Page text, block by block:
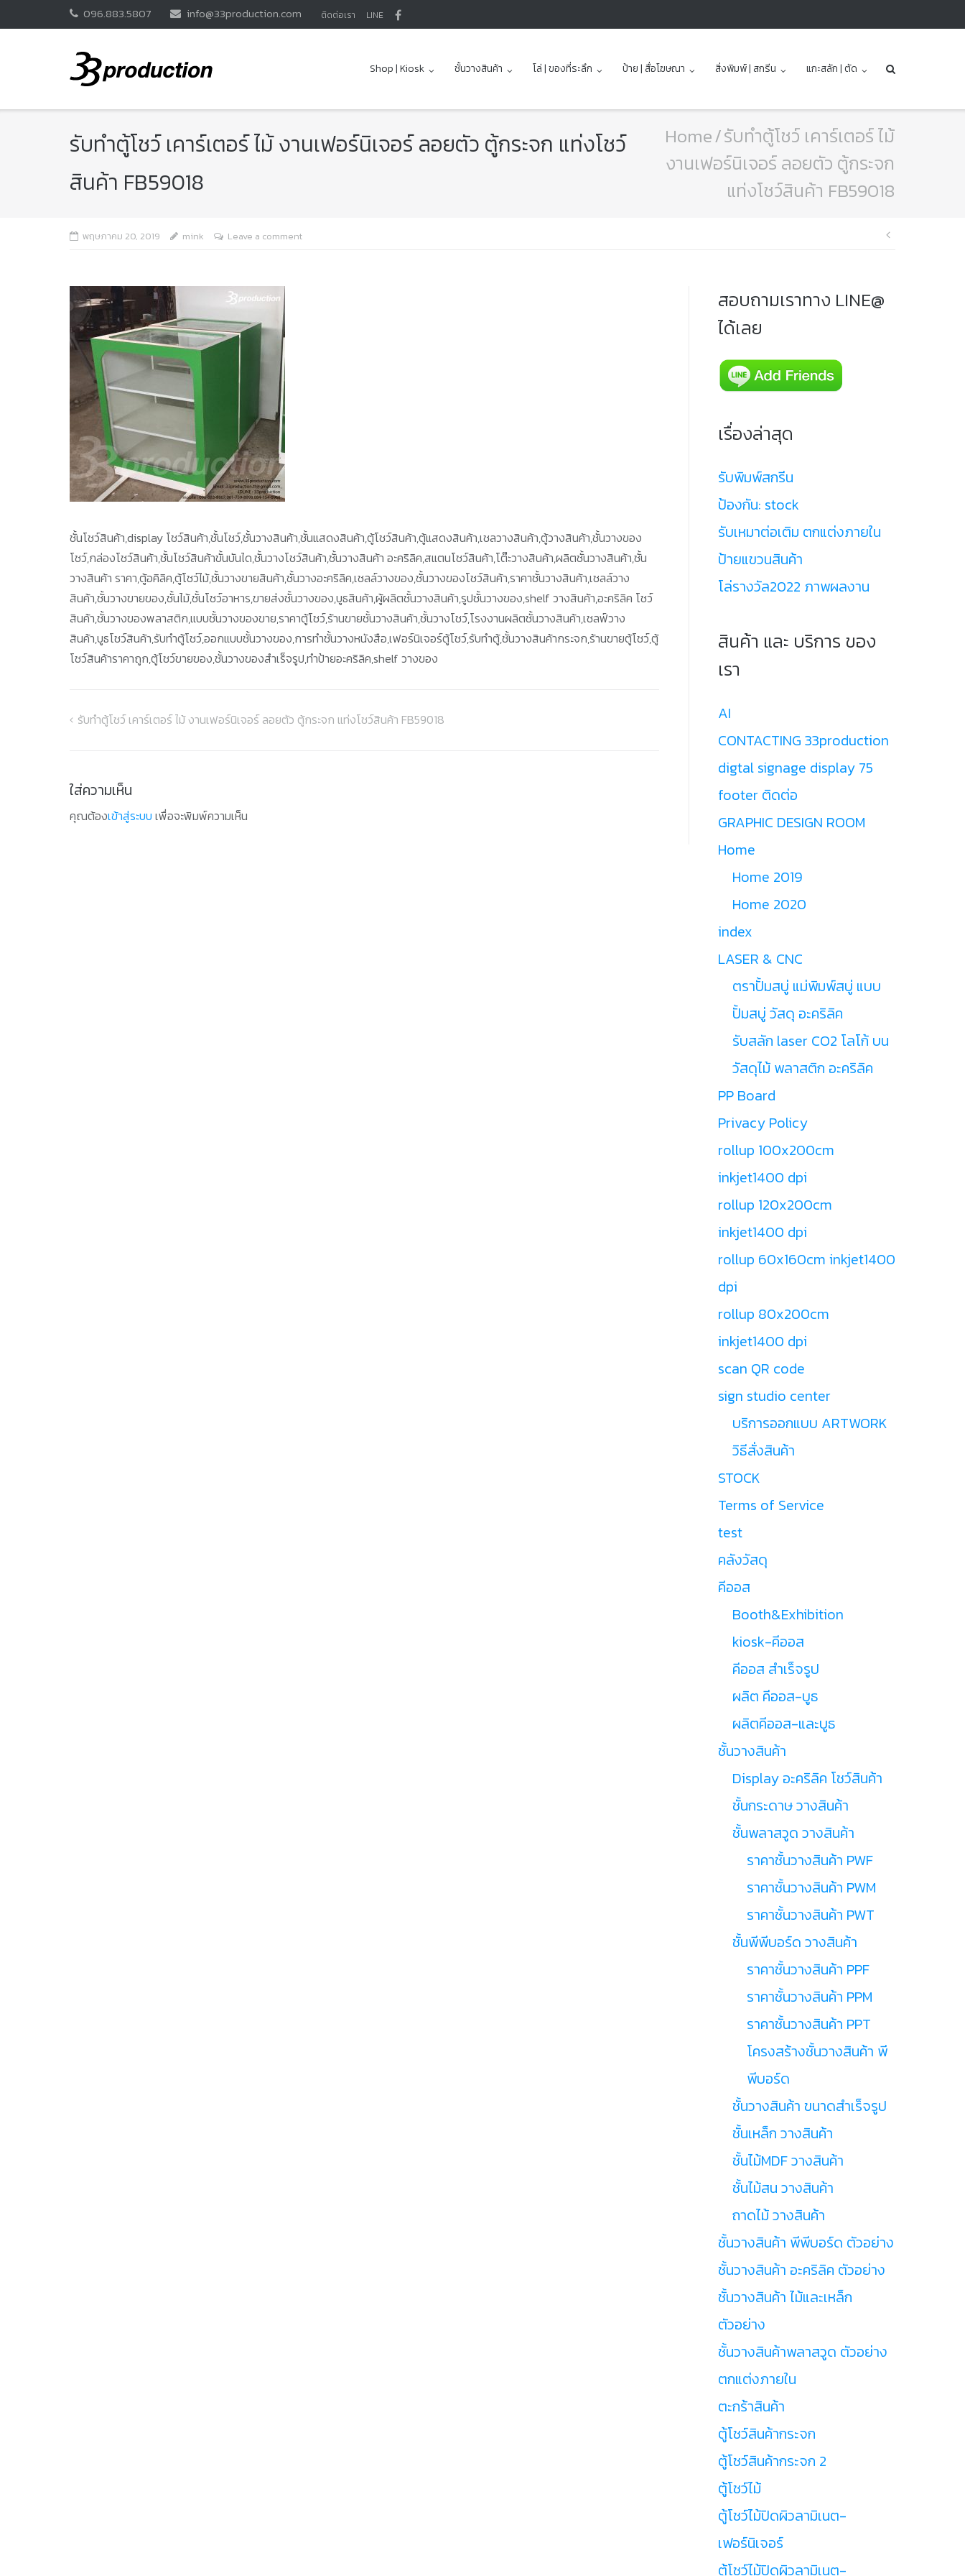
096.883.5807 info@33production.com ติดต่อเรา LINE
Shop | Kiosk ชั้นวางสินค้า โล่ | ของที่ระลึก ป้าย | สื่อโฆษณา สิ่งพิมพ์ | สกรีน แกะสลัก | ตัด
รับทำตู้โชว์ เคาร์เตอร์ ไม้ งานเฟอร์นิเจอร์ ลอยตัว ตู้กระจก แท่งโชว์
สินค้า FB59018
Home/รับทำตู้โชว์ เคาร์เตอร์ ไม้
งานเฟอร์นิเจอร์ ลอยตัว ตู้กระจก
แท่งโชว์สินค้า FB59018
พฤษภาคม 20, 2019 mink Leave a comment
แนะแนว
ชั้นโชว์สินค้า,display โชว์สินค้า,ชั้นโชว์,ชั้นวางสินค้า,ชั้นแสดงสินค้า,ตู้โชว์สินค้า,ตู้แสดงสินค้า,เชลวางสินค้า,ตู้วางสินค้า,ชั้นวางของ
โชว์,กล่องโชว์สินค้า,ชั้นโชว์สินค้าขั้นบันได,ชั้นวางโชว์สินค้า,ชั้นวางสินค้า อะคริลิค,สแตนโชว์สินค้า,โต๊ะวางสินค้า,ผลิตชั้นวางสินค้า,ชั้น
วางสินค้า ราคา,ตู้อคิลิค,ตู้โชว์ไม้,ชั้นวางขายสินค้า,ชั้นวางอะคริลิค,เชลล์วางของ,ชั้นวางของโชว์สินค้า,ราคาชั้นวางสินค้า,เชลล์วาง
สินค้า,ชั้นวางขายของ,ชั้นไม้,ชั้นโชว์อาหาร,ขายส่งชั้นวางของ,บูธสินค้า,ผู้ผลิตชั้นวางสินค้า,รูปชั้นวางของ,shelf วางสินค้า,อะคริลิค โชว์
สินค้า,ชั้นวางของพลาสติก,แบบชั้นวางของขาย,ราคาตู้โชว์,ร้านขายชั้นวางสินค้า,ชั้นวางโชว์,โรงงานผลิตชั้นวางสินค้า,เชลฟ์วาง
สินค้า,บูธโชว์สินค้า,รับทำตู้โชว์,ออกแบบชั้นวางของ,การทำชั้นวางหนังสือ,เฟอร์นิเจอร์ตู้โชว์,รับทำตู้,ชั้นวางสินค้ากระจก,ร้านขายตู้โชว์,ตู้
โชว์สินค้าราคาถูก,ตู้โชว์ขายของ,ชั้นวางของสำเร็จรูป,ทำป้ายอะคริลิค,shelf วางของ
แนะแนว
รับทำตู้โชว์ เคาร์เตอร์ ไม้ งานเฟอร์นิเจอร์ ลอยตัว ตู้กระจก แท่งโชว์สินค้า FB59018
ใส่ความเห็น
คุณต้องเข้าสู่ระบบ เพื่อจะพิมพ์ความเห็น
สอบถามเราทาง LINE@
ได้เลย
เรื่องล่าสุด
รับพิมพ์สกรีน
ป้องกัน: stock
รับเหมาต่อเติม ตกแต่งภายใน
ป้ายแขวนสินค้า
โล่รางวัล2022 ภาพผลงาน
สินค้า และ บริการ ของ
เรา
AI
CONTACTING 33production
digtal signage display 75
footer ติดต่อ
GRAPHIC DESIGN ROOM
Home
Home 2019
Home 2020
index
LASER & CNC
ตราปั้มสบู่ แม่พิมพ์สบู่ แบบ
ปั้มสบู่ วัสดุ อะคริลิค
รับสลัก laser CO2 โลโก้ บน
วัสดุไม้ พลาสติก อะคริลิค
PP Board
Privacy Policy
rollup 100x200cm
inkjet1400 dpi
rollup 120x200cm
inkjet1400 dpi
rollup 60x160cm inkjet1400
dpi
rollup 80x200cm
inkjet1400 dpi
scan QR code
sign studio center
บริการออกแบบ ARTWORK
วิธีสั่งสินค้า
STOCK
Terms of Service
test
คลังวัสดุ
คีออส
Booth&Exhibition
kiosk-คีออส
คีออส สำเร็จรูป
ผลิต คีออส-บูธ
ผลิตคีออส-และบูธ
ชั้นวางสินค้า
Display อะคริลิค โชว์สินค้า
ชั้นกระดาษ วางสินค้า
ชั้นพลาสวูด วางสินค้า
ราคาชั้นวางสินค้า PWF
ราคาชั้นวางสินค้า PWM
ราคาชั้นวางสินค้า PWT
ชั้นพีพีบอร์ด วางสินค้า
ราคาชั้นวางสินค้า PPF
ราคาชั้นวางสินค้า PPM
ราคาชั้นวางสินค้า PPT
โครงสร้างชั้นวางสินค้า พี
พีบอร์ด
ชั้นวางสินค้า ขนาดสำเร็จรูป
ชั้นเหล็ก วางสินค้า
ชั้นไม้MDF วางสินค้า
ชั้นไม้สน วางสินค้า
ถาดไม้ วางสินค้า
ชั้นวางสินค้า พีพีบอร์ด ตัวอย่าง
ชั้นวางสินค้า อะคริลิค ตัวอย่าง
ชั้นวางสินค้า ไม้และเหล็ก
ตัวอย่าง
ชั้นวางสินค้าพลาสวูด ตัวอย่าง
ตกแต่งภายใน
ตะกร้าสินค้า
ตู้โชว์สินค้ากระจก
ตู้โชว์สินค้ากระจก 2
ตู้โชว์ไม้
ตู้โชว์ไม้ปิดผิวลามิเนต-
เฟอร์นิเจอร์
ตู้โชว์ไม้ปิดผิวลามิเนต-